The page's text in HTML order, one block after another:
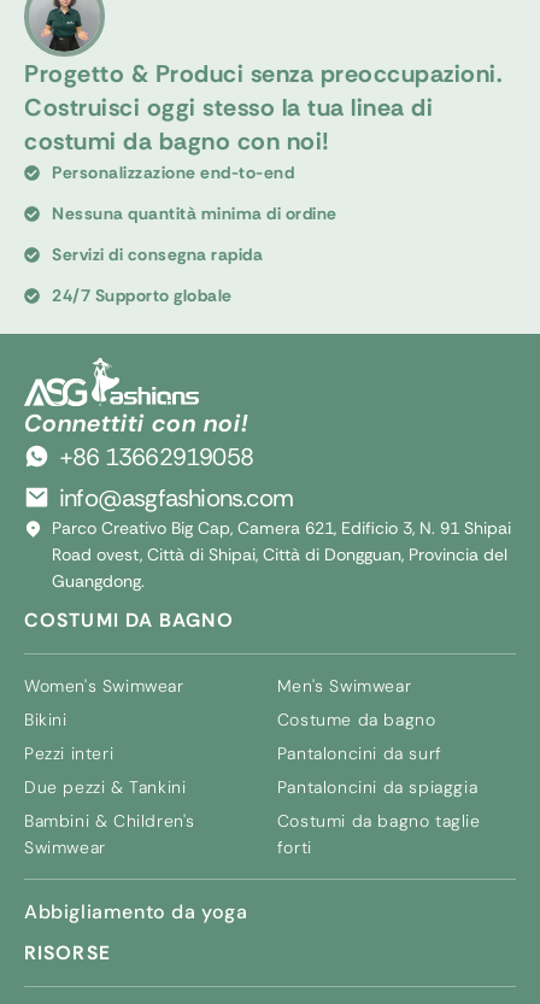
Progetto & Produci senza preoccupazioni.
Costruisci oggi stesso la tua linea di
costumi da bagno con noi!
Personalizzazione end-to-end
Nessuna quantità minima di ordine
Servizi di consegna rapida
24/7 Supporto globale
Connettiti con noi!
+86 13662919058
info@asgfashions.com
Parco Creativo Big Cap, Camera 621, Edificio 3, N. 91 Shipai
Road ovest, Città di Shipai, Città di Dongguan, Provincia del
Guangdong.
COSTUMI DA BAGNO
Women's Swimwear
Bikini
Pezzi interi
Due pezzi & Tankini
Bambini & Children's
Swimwear
Men's Swimwear
Costume da bagno
Pantaloncini da surf
Pantaloncini da spiaggia
Costumi da bagno taglie
forti
Abbigliamento da yoga
RISORSE